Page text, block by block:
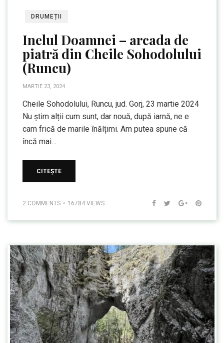
DRUMEȚII
Inelul Doamnei – arcada de
piatră din Cheile Sohodolului
(Runcu)
MARTIE 23, 2024
Cheile Sohodolului, Runcu, jud. Gorj, 23 martie 2024
Nu știm alții cum sunt, dar nouă, după iarnă, ne e
cam frică de marile înălțimi. Am putea spune că
încă mai…
CITEȘTE
2 COMMENTS 16784 VIEWS